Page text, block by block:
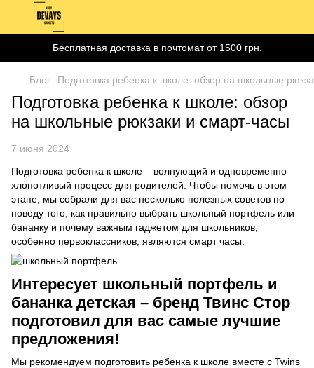
Бесплатная доставка в почтомат от 1500 грн.
Блог Подготовка ребенка к школе: обзор на школьные
Подготовка ребенка к школе: обзор
на школьные рюкзаки и смарт-часы
7 июня 2024
Подготовка ребенка к школе – волнующий и одновременно
хлопотливый процесс для родителей. Чтобы помочь в этом
этапе, мы собрали для вас несколько полезных советов по
поводу того, как правильно выбрать школьный портфель или
бананку и почему важным гаджетом для школьников,
особенно первоклассников, являются смарт часы.
Интересует школьный портфель и
бананка детская – бренд Твинс Стор
подготовил для вас самые лучшие
предложения!
Мы рекомендуем подготовить ребенка к школе вместе с Twins